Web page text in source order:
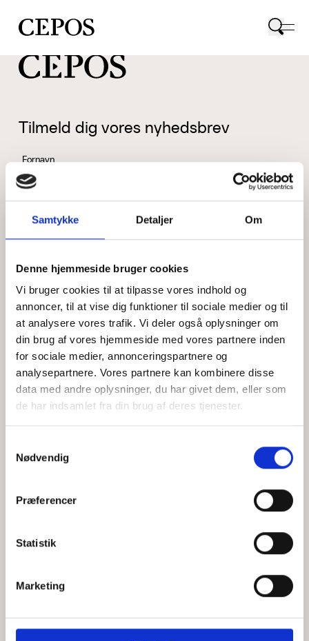
Samtykke Detaljer Om
Denne hjemmeside bruger cookies
Vi bruger cookies til at tilpasse vores indhold og
annoncer, til at vise dig funktioner til sociale medier og til
at analysere vores trafik. Vi deler også oplysninger om
din brug af vores hjemmeside med vores partnere inden
for sociale medier, annonceringspartnere og
analysepartnere. Vores partnere kan kombinere disse
data med andre oplysninger, du har givet dem, eller som
de har indsamlet fra din brug af deres tjenester.
Nødvendig
Præferencer
Statistik
Marketing
CEPOS logo
Tilmeld dig vores nyhedsbrev
Fornavn
Efternavn
Jeg accepterer behandlingen af mine personoplysninger i
henhold tilprivatlivspolitikken
Hvem er CEPOS
Medarbejdere
ABCepos